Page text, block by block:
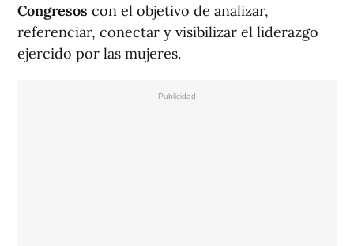
Congresos con el objetivo de analizar,
referenciar, conectar y visibilizar el liderazgo
ejercido por las mujeres.